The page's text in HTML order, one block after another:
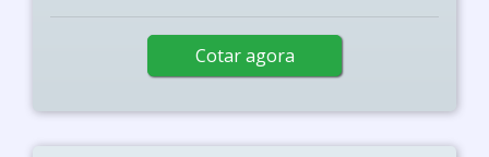
Cotar agora